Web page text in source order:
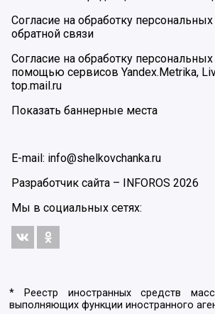
Согласие на обработку
обратной связи
Согласие на обработку
помощью сервисов Yandex.Metrika,
top.mail.ru
Показать баннерные места
E-mail: info@shelkovchanka.ru
Разработчик сайта –
INFOROS 2026
Мы в социальных сетях:
* Реестр иностранных средств
выполняющих функции иностранного